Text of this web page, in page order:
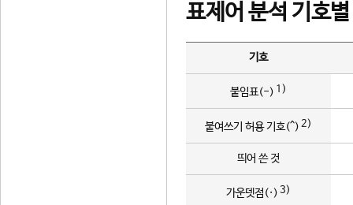
표제어 분석 기호
기호
붙임표(-) 1)
붙여쓰기 허용 기호(^) 2)
띄어 쓴 것
가운뎃점(·) 3)